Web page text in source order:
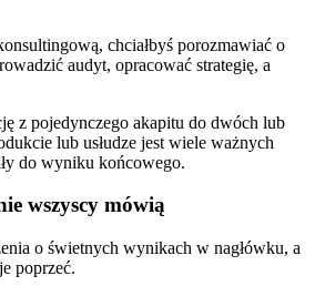
chciałbyś porozmawiać o
audyt, opracować strategię, a
z pojedynczego akapitu do dwóch lub
lub usłudze jest wiele ważnych
do wyniku końcowego.
wszyscy mówią
o świetnych wynikach w nagłówku, a
poprzeć.